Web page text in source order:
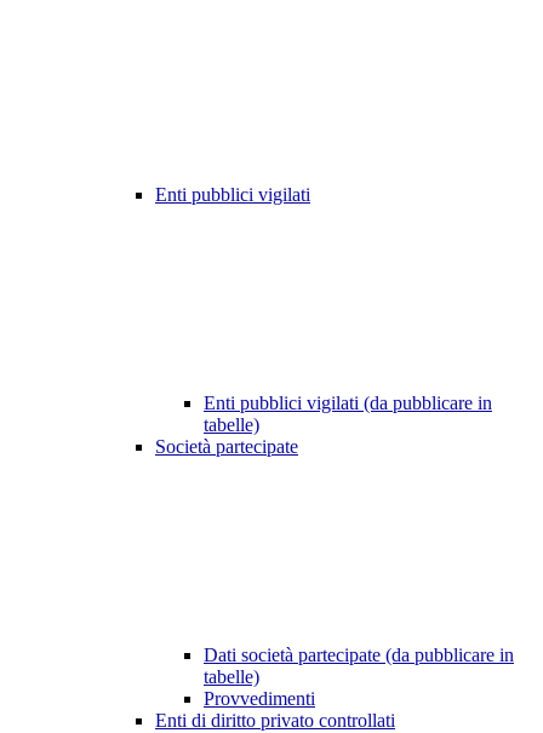
Enti pubblici vigilati
Enti pubblici vigilati (da pubblicare in
tabelle)
Società partecipate
Dati società partecipate (da pubblicare in
tabelle)
Provvedimenti
Enti di diritto privato controllati